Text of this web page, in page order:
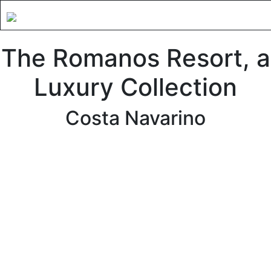
The Romanos Resort, a
Luxury Collection
Costa Navarino